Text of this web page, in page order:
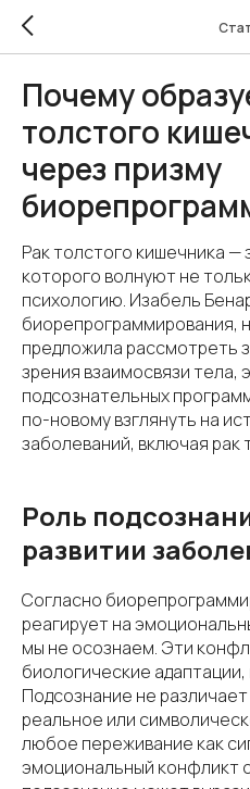
Почему
толстого
через призму
Рак толстого кишечника —
которого волнуют не
психологию. Изабель
биорепрограммирования,
предложила рассмотреть
зрения взаимосвязи тела,
подсознательных
по-новому взглянуть на
заболеваний, включая рак
Роль
развитии
Согласно
реагирует на
мы не осознаем. Эти
биологические
Подсознание не
реальное или
любое переживание как
эмоциональный конфликт